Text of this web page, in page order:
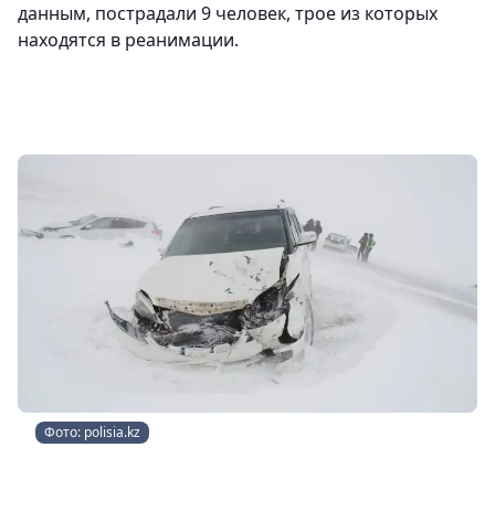
данным, пострадали 9 человек, трое из которых
находятся в реанимации.
Фото: polisia.kz